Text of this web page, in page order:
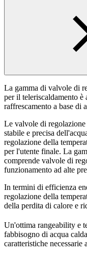
La gamma di valvole di
per il teleriscaldamento è
raffrescamento a base di
Le valvole di
stabile e precisa
regolazione della
per l'utente finale. La
comprende valvole di
funzionamento ad alte
In termini di efficienza
regolazione della
della perdita di calore e
Un'ottima rangeability e
fabbisogno di acqua
caratteristiche